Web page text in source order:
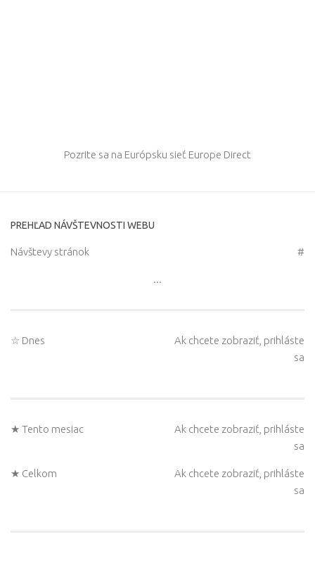
Pozrite sa na Európsku sieť Europe Direct
PREHĽAD NÁVŠTEVNOSTI WEBU
Návštevy stránok #
...
☆ Dnes
Ak chcete zobraziť, prihláste
sa
★ Tento mesiac
Ak chcete zobraziť, prihláste
sa
★ Celkom
Ak chcete zobraziť, prihláste
sa